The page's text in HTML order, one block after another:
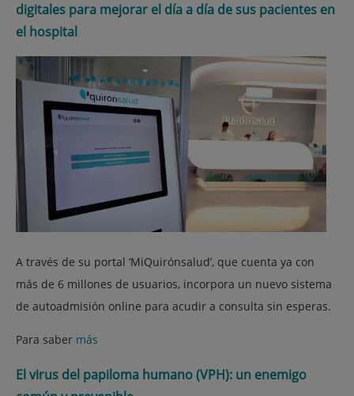
digitales para mejorar el día a día de sus pacientes en
el hospital
A través de su portal ‘MiQuirónsalud’, que cuenta ya con
más de 6 millones de usuarios, incorpora un nuevo sistema
de autoadmisión online para acudir a consulta sin esperas.
Para saber más
El virus del papiloma humano (VPH): un enemigo